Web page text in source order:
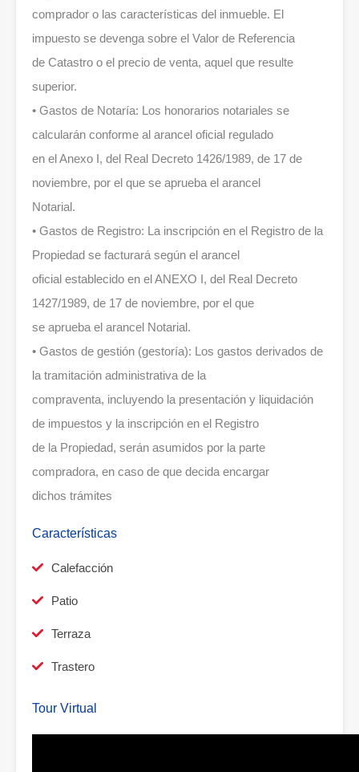
comprador o las características del inmueble. El
impuesto se devenga sobre el Valor de Referencia
de Catastro o el precio de venta, aquel que resulte
superior.
• Gastos de Notaría: Los honorarios notariales se
calcularán conforme al arancel oficial regulado
en el Anexo I, del Real Decreto 1426/1989, de 17 de
noviembre, por el que se aprueba el arancel
Notarial.
• Gastos de Registro: La inscripción en el Registro de la
Propiedad se facturará según el arancel
oficial establecido en el ANEXO I, del Real Decreto
1427/1989, de 17 de noviembre, por el que
se aprueba el arancel Notarial.
• Gastos de gestión (gestoría): Los gastos derivados de
la tramitación administrativa de la
compraventa, incluyendo la presentación y liquidación
de impuestos y la inscripción en el Registro
de la Propiedad, serán asumidos por la parte
compradora, en caso de que decida encargar
dichos trámites
Características
Calefacción
Patio
Terraza
Trastero
Tour Virtual